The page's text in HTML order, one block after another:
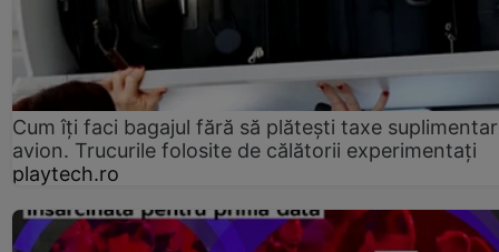
Cum îți faci bagajul fără să plătești taxe
avion. Trucurile folosite de călătorii experimentați
playtech.ro